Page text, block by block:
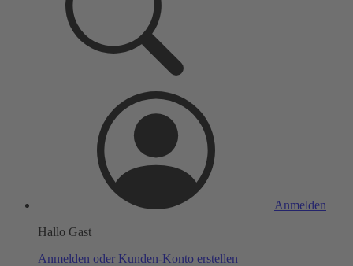
Anmelden
Hallo Gast
Anmelden oder Kunden-Konto erstellen